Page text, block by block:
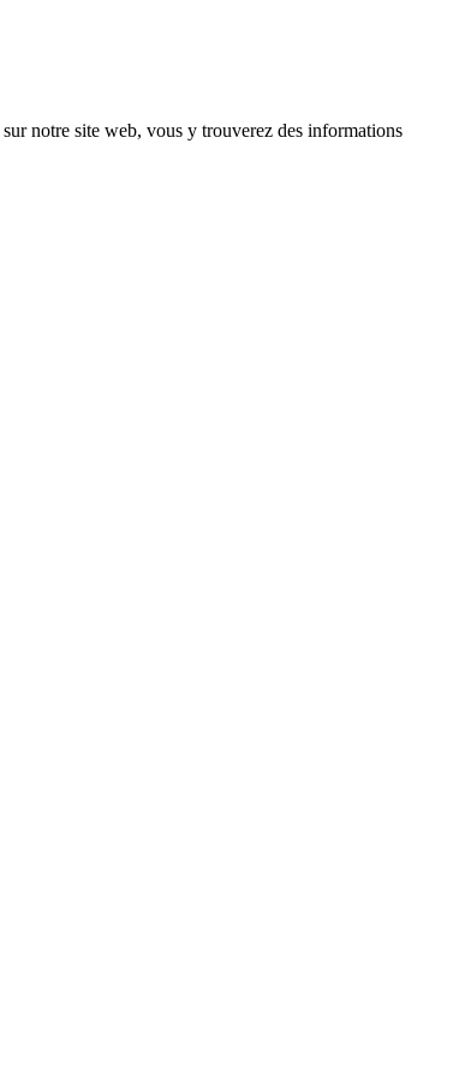
sur notre site web, vous y trouverez des informations